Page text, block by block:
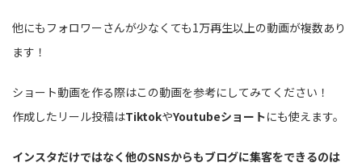
他にもフォロワーさんが少なくても1万再生以上の動画が複数あり
ます！
ショート動画を作る際はこの動画を参考にしてみてください！
作成したリール投稿はTiktokやYoutubeショートにも使えます。
インスタだけではなく他のSNSからもブログに集客をできるのは